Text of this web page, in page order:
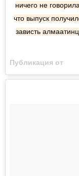
ничего не
что выпуск
зависть